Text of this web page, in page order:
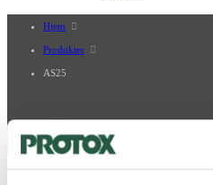
Hjem
Produkter
AS25
AS25